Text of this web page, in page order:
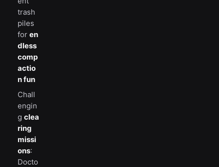
trash
piles
for en
dless
comp
actio
n fun
Chall
engin
g clea
ring
missi
ons:
Docto